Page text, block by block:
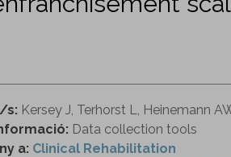
s: Kersey J, Terhorst L, Heinemann
Data collection tools
a: Clinical Rehabilitation